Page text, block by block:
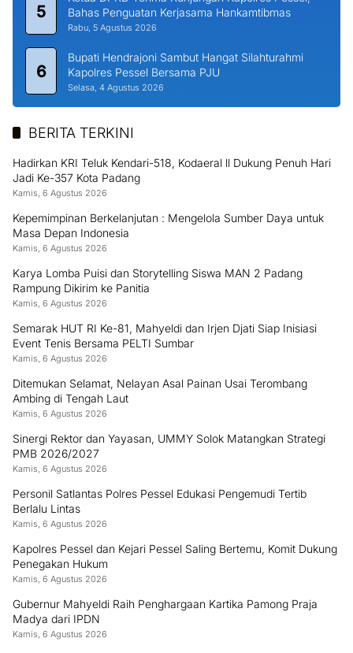
5
Bahas Penguatan Kerjasama Hankamtibmas
Rabu, 5 Agustus 2026
6
Bupati Hendrajoni Sambut Hangat Silahturahmi
Kapolres Pessel Bersama PJU
Selasa, 4 Agustus 2026
BERITA TERKINI
Hadirkan KRI Teluk Kendari-518, Kodaeral ll Dukung Penuh Hari
Jadi Ke-357 Kota Padang
Kamis, 6 Agustus 2026
Kepemimpinan Berkelanjutan : Mengelola Sumber Daya untuk
Masa Depan Indonesia
Kamis, 6 Agustus 2026
Karya Lomba Puisi dan Storytelling Siswa MAN 2 Padang
Rampung Dikirim ke Panitia
Kamis, 6 Agustus 2026
Semarak HUT RI Ke-81, Mahyeldi dan Irjen Djati Siap Inisiasi
Event Tenis Bersama PELTI Sumbar
Kamis, 6 Agustus 2026
Ditemukan Selamat, Nelayan Asal Painan Usai Terombang
Ambing di Tengah Laut
Kamis, 6 Agustus 2026
Sinergi Rektor dan Yayasan, UMMY Solok Matangkan Strategi
PMB 2026/2027
Kamis, 6 Agustus 2026
Personil Satlantas Polres Pessel Edukasi Pengemudi Tertib
Berlalu Lintas
Kamis, 6 Agustus 2026
Kapolres Pessel dan Kejari Pessel Saling Bertemu, Komit Dukung
Penegakan Hukum
Kamis, 6 Agustus 2026
Gubernur Mahyeldi Raih Penghargaan Kartika Pamong Praja
Madya dari IPDN
Kamis, 6 Agustus 2026